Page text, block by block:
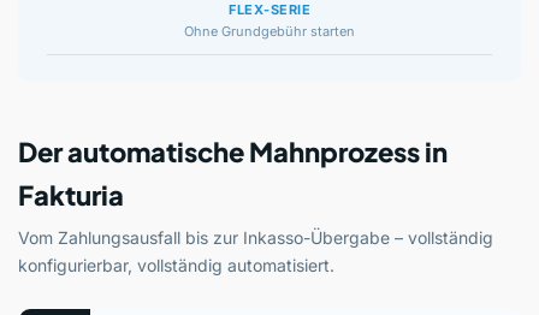
FLEX-SERIE
Ohne Grundgebühr starten
Der automatische Mahnprozess in
Fakturia
Vom Zahlungsausfall bis zur Inkasso-Übergabe – vollständig
konfigurierbar, vollständig automatisiert.